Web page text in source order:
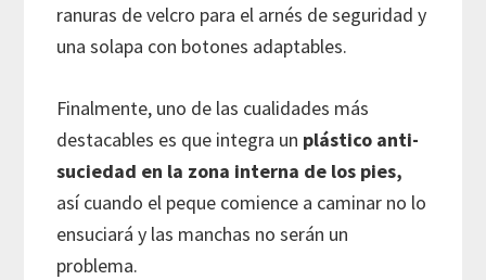
ranuras de velcro para el arnés de seguridad y
una solapa con botones adaptables.
Finalmente, uno de las cualidades más
destacables es que integra un plástico anti-
suciedad en la zona interna de los pies,
así cuando el peque comience a caminar no lo
ensuciará y las manchas no serán un
problema.